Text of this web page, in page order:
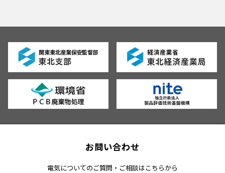
お問い合わせ
電気についてのご質問・ご相談はこちらから